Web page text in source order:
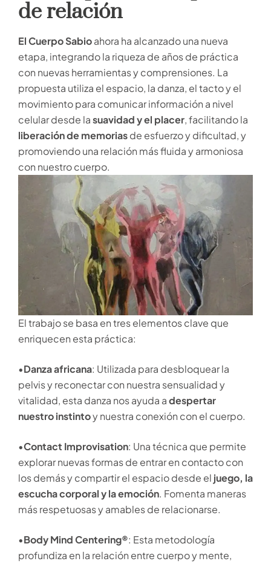
de relación
El Cuerpo Sabioahora ha alcanzado una nueva
etapa, integrando la riqueza de años de práctica
con nuevas herramientas y comprensiones. La
propuesta utiliza el espacio, la danza, el tacto y el
movimiento para comunicar información a nivel
celular desde lasuavidad y el placer, facilitando la
liberación de memoriasde esfuerzo y dificultad, y
promoviendo una relación más fluida y armoniosa
con nuestro cuerpo.
El trabajo se basa en tres elementos clave que
enriquecen esta práctica:
•Danza africana: Utilizada para desbloquear la
pelvis y reconectar con nuestra sensualidad y
vitalidad, esta danza nos ayuda adespertar
nuestro instintoy nuestra conexión con el cuerpo.
•Contact Improvisation: Una técnica que permite
explorar nuevas formas de entrar en contacto con
los demás y compartir el espacio desde el juego, la
escucha corporal y la emoción. Fomenta maneras
más respetuosas y amables de relacionarse.
•Body Mind Centering®: Esta metodología
profundiza en la relación entre cuerpo y mente,